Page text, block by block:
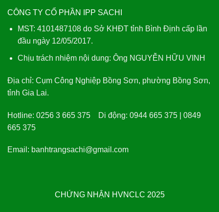
CÔNG TY CỔ PHẦN IPP SACHI
MST: 4101487108 do Sở KHĐT tỉnh Bình Định cấp lần
đầu ngày 12/05/2017.
Chịu trách nhiệm nội dung: Ông NGUYỄN HỮU VINH
Địa chỉ: Cụm Công Nghiệp Bồng Sơn, phường Bồng Sơn,
tỉnh Gia Lai.
Hotline: 0256 3 665 375 Di động: 0944 665 375 | 0849
665 375
Email: banhtrangsachi@gmail.com
CHỨNG NHẬN HVNCLC 2025